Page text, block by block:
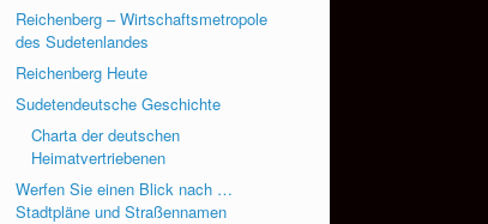
Reichenberg – Wirtschaftsmetropole
des Sudetenlandes
Reichenberg Heute
Sudetendeutsche Geschichte
Charta der deutschen
Heimatvertriebenen
Werfen Sie einen Blick nach …
Stadtpläne und Straßennamen